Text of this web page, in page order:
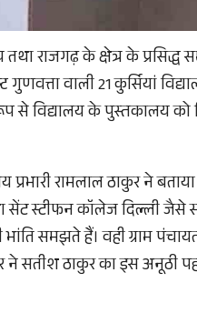
राजगढ़ के क्षेत्र के
वाली 21 कुर्सियां
से विद्यालय के पुस्तकालय को
प्रभारी रामलाल ठाकुर ने
सेंट स्टीफन कॉलेज दिल्ली जैसे
समझते हैं। वही ग्राम
ने सतीश ठाकुर का इस अनूठी